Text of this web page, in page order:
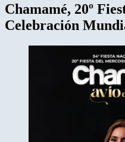
Chamamé, 20º
Celebración